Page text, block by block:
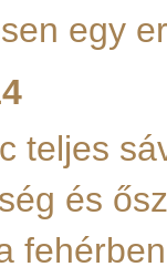
egy
teljes
és